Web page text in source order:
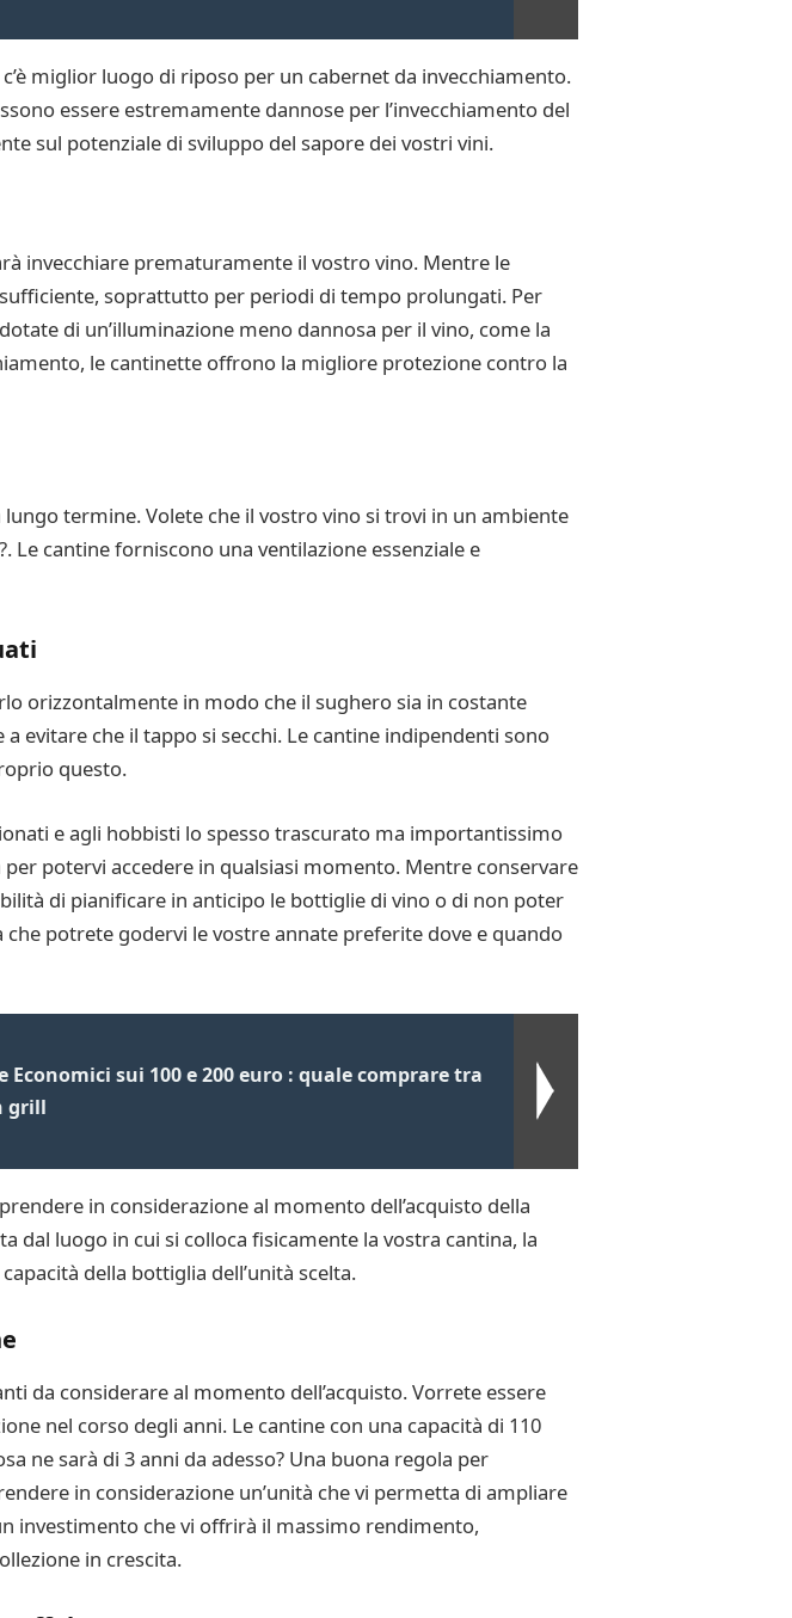
miglior luogo di riposo per un cabernet da invecchiamento.
essere estremamente dannose per l’invecchiamento del
sul potenziale di sviluppo del sapore dei vostri vini.
invecchiare prematuramente il vostro vino. Mentre le
soprattutto per periodi di tempo prolungati. Per
di un’illuminazione meno dannosa per il vino, come la
le cantinette offrono la migliore protezione contro la
termine. Volete che il vostro vino si trovi in un ambiente
cantine forniscono una ventilazione essenziale e
orizzontalmente in modo che il sughero sia in costante
evitare che il tappo si secchi. Le cantine indipendenti sono
questo.
e agli hobbisti lo spesso trascurato ma importantissimo
potervi accedere in qualsiasi momento. Mentre conservare
di pianificare in anticipo le bottiglie di vino o di non poter
potrete godervi le vostre annate preferite dove e quando
sui 100 e 200 euro : quale comprare tra
grill
in considerazione al momento dell’acquisto della
dal luogo in cui si colloca fisicamente la vostra cantina, la
della bottiglia dell’unità scelta.
da considerare al momento dell’acquisto. Vorrete essere
nel corso degli anni. Le cantine con una capacità di 110
ne sarà di 3 anni da adesso? Una buona regola per
in considerazione un’unità che vi permetta di ampliare
investimento che vi offrirà il massimo rendimento,
in crescita.